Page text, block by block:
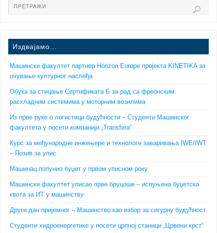
Издвајамо…
Машински факултет партнер Horizon Europe пројекта KINETIKA за
очување културног наслеђа
Обука за стицање Сертификата Б за рад са фреонским
расхладним системима у моторним возилима
Из прве руке о логистици будућности – Студенти Машинског
факултета у посети компанији „Transfera“
Курс за међународне инжењере и технологе заваривања IWE/IWT
– Позив за упис
Машинац попунио буџет у првом уписном року
Машински факултет уписао прве бруцоше – испуњена буџетска
квота за ИТ у машинству
Други дан пријемног – Машинство као избор за сигурну будућност
Студенти хидроенергетике у посети црпној станици „Црвени крст“